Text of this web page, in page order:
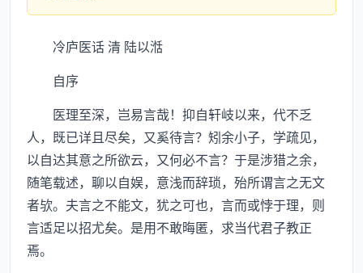
冷庐医话 清 陆以湉
自序
医理至深，岂易言哉！抑自轩岐以来，代不乏
人，既已详且尽矣，又奚待言？矧余小子，学疏见，
以自达其意之所欲云，又何必不言？于是涉猎之余，
随笔载述，聊以自娱，意浅而辞琐，殆所谓言之无文
者欤。夫言之不能文，犹之可也，言而或悖于理，则
言适足以招尤矣。是用不敢晦匿，求当代君子教正
焉。